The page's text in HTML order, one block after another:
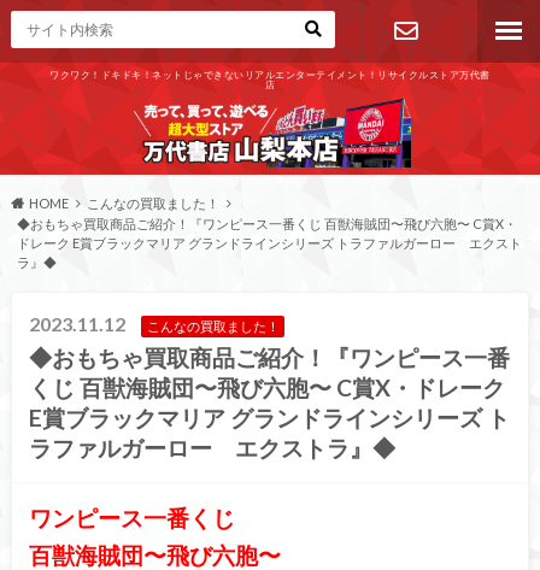
ワクワク！ドキドキ！ネットじゃできないリアルエンターテイメント！リサイクルストア万代書
店
お問い合わ
せ
HOME
こんなの買取ました！
◆おもちゃ買取商品ご紹介！『ワンピース一番くじ 百獣海賊団〜飛び六胞〜 C賞X・
ドレーク E賞ブラックマリア グランドラインシリーズ トラファルガーロー エクスト
ラ』◆
2023.11.12 こんなの買取ました！
◆おもちゃ買取商品ご紹介！『ワンピース一番
くじ 百獣海賊団〜飛び六胞〜 C賞X・ドレーク
E賞ブラックマリア グランドラインシリーズ ト
ラファルガーロー エクストラ』◆
ワンピース一番くじ
百獣海賊団〜飛び六胞〜